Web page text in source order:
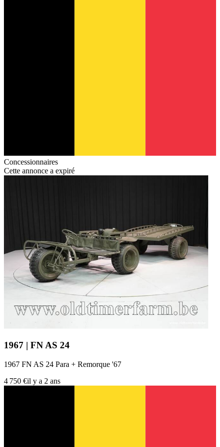
Concessionnaires
Cette annonce a expiré
1967 | FN AS 24
1967 FN AS 24 Para + Remorque '67
4 750 €il y a 2 ans